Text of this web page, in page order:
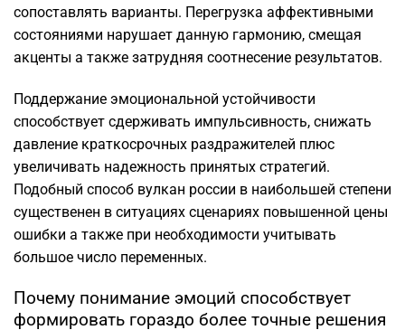
сопоставлять варианты. Перегрузка аффективными
состояниями нарушает данную гармонию, смещая
акценты а также затрудняя соотнесение результатов.
Поддержание эмоциональной устойчивости
способствует сдерживать импульсивность, снижать
давление краткосрочных раздражителей плюс
увеличивать надежность принятых стратегий.
Подобный способ вулкан россии в наибольшей степени
существенен в ситуациях сценариях повышенной цены
ошибки а также при необходимости учитывать
большое число переменных.
Почему понимание эмоций способствует
формировать гораздо более точные решения